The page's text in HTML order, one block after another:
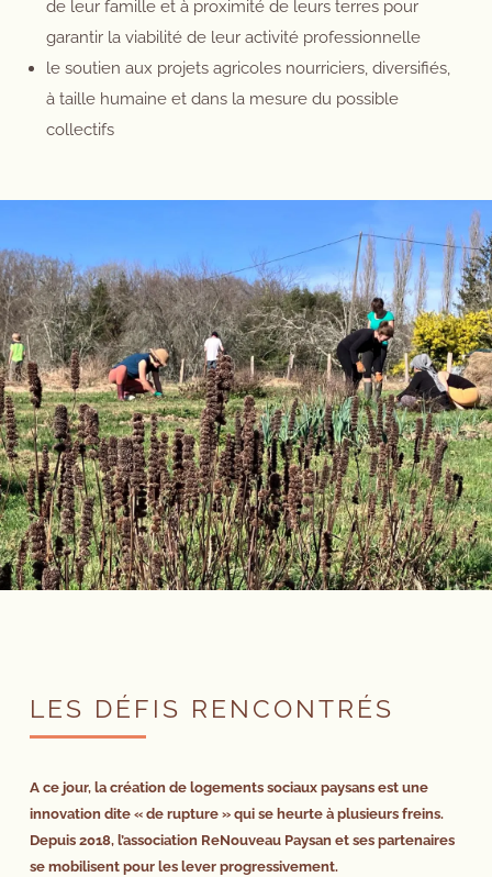
de leur famille et à proximité de leurs terres pour
garantir la viabilité de leur activité professionnelle
le soutien aux projets agricoles nourriciers, diversifiés,
à taille humaine et dans la mesure du possible
collectifs
LES DÉFIS RENCONTRÉS
A ce jour, la création de logements sociaux paysans est une
innovation dite « de rupture » qui se heurte à plusieurs freins.
Depuis 2018, l’association ReNouveau Paysan et ses partenaires
se mobilisent pour les lever progressivement.